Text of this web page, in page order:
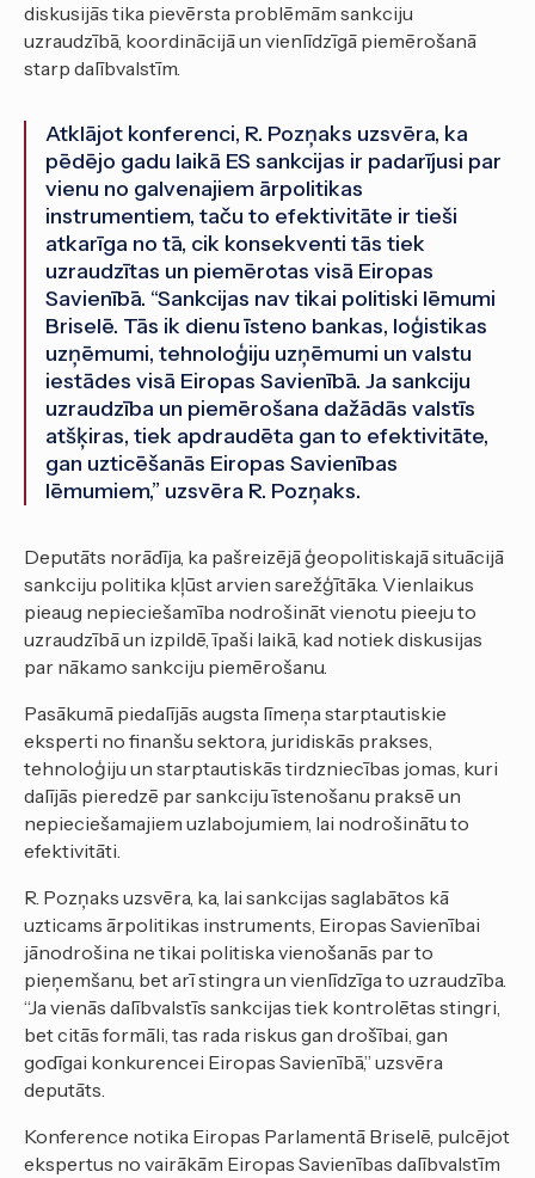
diskusijās tika pievērsta problēmām sankciju
uzraudzībā, koordinācijā un vienlīdzīgā piemērošanā
starp dalībvalstīm.
Atklājot konferenci, R. Pozņaks uzsvēra, ka
pēdējo gadu laikā ES sankcijas ir padarījusi par
vienu no galvenajiem ārpolitikas
instrumentiem, taču to efektivitāte ir tieši
atkarīga no tā, cik konsekventi tās tiek
uzraudzītas un piemērotas visā Eiropas
Savienībā. “Sankcijas nav tikai politiski lēmumi
Briselē. Tās ik dienu īsteno bankas, loģistikas
uzņēmumi, tehnoloģiju uzņēmumi un valstu
iestādes visā Eiropas Savienībā. Ja sankciju
uzraudzība un piemērošana dažādās valstīs
atšķiras, tiek apdraudēta gan to efektivitāte,
gan uzticēšanās Eiropas Savienības
lēmumiem,” uzsvēra R. Pozņaks.
Deputāts norādīja, ka pašreizējā ģeopolitiskajā situācijā
sankciju politika kļūst arvien sarežģītāka. Vienlaikus
pieaug nepieciešamība nodrošināt vienotu pieeju to
uzraudzībā un izpildē, īpaši laikā, kad notiek diskusijas
par nākamo sankciju piemērošanu.
Pasākumā piedalījās augsta līmeņa starptautiskie
eksperti no finanšu sektora, juridiskās prakses,
tehnoloģiju un starptautiskās tirdzniecības jomas, kuri
dalījās pieredzē par sankciju īstenošanu praksē un
nepieciešamajiem uzlabojumiem, lai nodrošinātu to
efektivitāti.
R. Pozņaks uzsvēra, ka, lai sankcijas saglabātos kā
uzticams ārpolitikas instruments, Eiropas Savienībai
jānodrošina ne tikai politiska vienošanās par to
pieņemšanu, bet arī stingra un vienlīdzīga to uzraudzība.
“Ja vienās dalībvalstīs sankcijas tiek kontrolētas stingri,
bet citās formāli, tas rada riskus gan drošībai, gan
godīgai konkurencei Eiropas Savienībā,” uzsvēra
deputāts.
Konference notika Eiropas Parlamentā Briselē, pulcējot
ekspertus no vairākām Eiropas Savienības dalībvalstīm